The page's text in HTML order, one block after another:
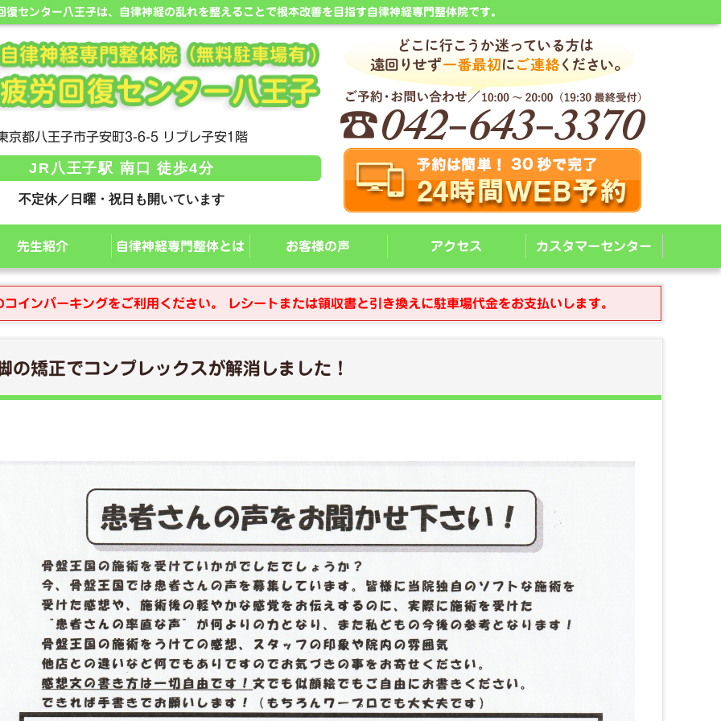
センター八王子は、自律神経の乱れを整えることで根本改善を目指す自律神経専門整体院です。
京都八王子市子安町3-6-5 リブレ子安1階
JR八王子駅 南口 徒歩4分
不定休／日曜・祝日も開いています
先生紹介 自律神経専門整体とは お客様の声 アクセス カスタマーセンター
インパーキングをご利用ください。 レシートまたは領収書と引き換えに駐車場代金をお支払いします。
の矯正でコンプレックスが解消しました！